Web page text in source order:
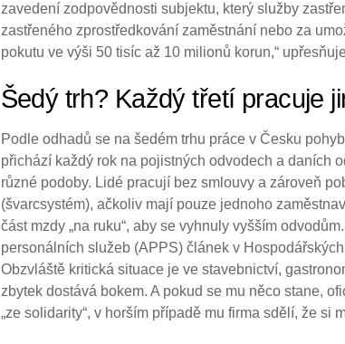
zavedení zodpovědnosti subjektu, který služby
zastřeného zprostředkování zaměstnání nebo za
pokutu ve výši 50 tisíc až 10 milionů korun,“
Šedý trh? Každý třetí pracuje
Podle odhadů se na šedém trhu práce v Česku
přichází každý rok na pojistných odvodech a daních
různé podoby. Lidé pracují bez smlouvy a zároveň
(švarcsystém), ačkoliv mají pouze jednoho
část mzdy „na ruku“, aby se vyhnuly vyšším
personálních služeb (APPS) článek v
Obzvláště kritická situace je ve stavebnictví,
zbytek dostává bokem. A pokud se mu něco stane,
„ze solidarity“, v horším případě mu firma sdělí, že si